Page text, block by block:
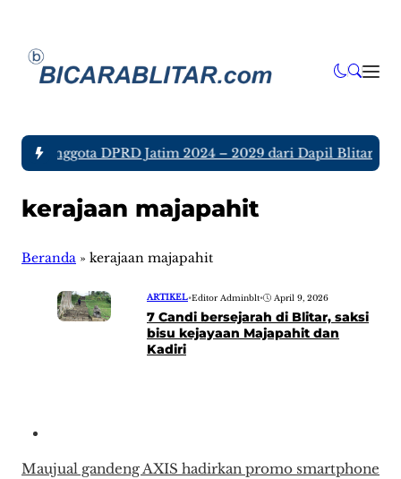
tujuh Anggota DPRD Jatim 2024 – 2029 dari Dapil Blitar dan
kerajaan majapahit
Beranda » kerajaan majapahit
ARTIKEL•Editor Adminblt• April 9, 2026
7 Candi bersejarah di Blitar, saksi
bisu kejayaan Majapahit dan
Kadiri
Maujual gandeng AXIS hadirkan promo smartphone